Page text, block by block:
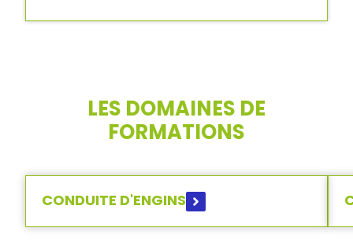
LES DOMAINES DE
FORMATIONS
CONDUITE D'ENGINS